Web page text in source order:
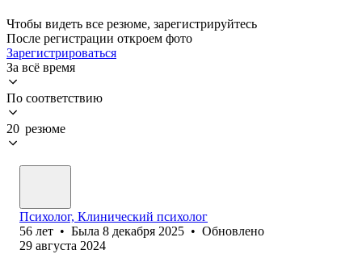
Чтобы видеть все резюме, зарегистрируйтесь
После регистрации откроем фото
Зарегистрироваться
За всё время
По соответствию
20 резюме
Психолог, Клинический психолог
56 лет • Была 8 декабря 2025 • Обновлено
29 августа 2024